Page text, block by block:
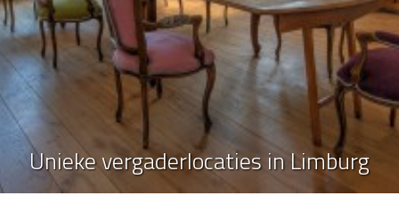
Unieke vergaderlocaties in Limburg